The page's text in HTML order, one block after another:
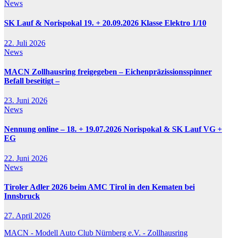
News
SK Lauf & Norispokal 19. + 20.09.2026 Klasse Elektro 1/10
22. Juli 2026
News
MACN Zollhausring freigegeben – Eichenpräzissionsspinner
Befall beseitigt –
23. Juni 2026
News
Nennung online – 18. + 19.07.2026 Norispokal & SK Lauf VG +
EG
22. Juni 2026
News
Tiroler Adler 2026 beim AMC Tirol in den Kematen bei
Innsbruck
27. April 2026
MACN - Modell Auto Club Nürnberg e.V. - Zollhausring